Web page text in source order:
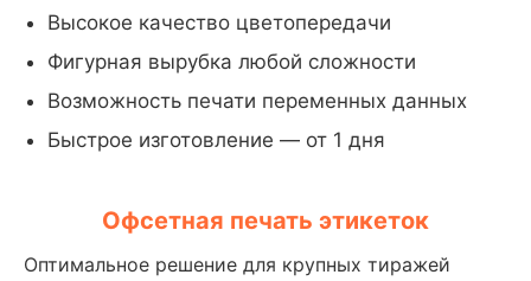
Высокое качество цветопередачи
Фигурная вырубка любой сложности
Возможность печати переменных данных
Быстрое изготовление — от 1 дня
Офсетная печать этикеток
Оптимальное решение для крупных тиражей